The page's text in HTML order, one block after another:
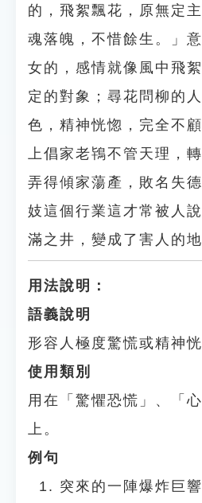
的，飛絮飄花，原無定
魂落魄，不惜餘生。」
女的，感情就像風中飛
定的對象；尋花問柳的
色，精神恍惚，完全不
上倡家老鴇不管天理，
弄得傾家蕩產，敗名失
妓這個行業這才常被人
滿之井，變成了害人的地
用法說明：
語義說明
形容人極度驚慌或精神
使用類別
用在「驚懼恐慌」、「
上。
例句
突來的一陣爆炸巨